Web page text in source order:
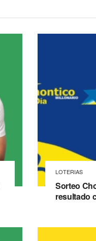
LOTERIAS
Sorteo
resultado